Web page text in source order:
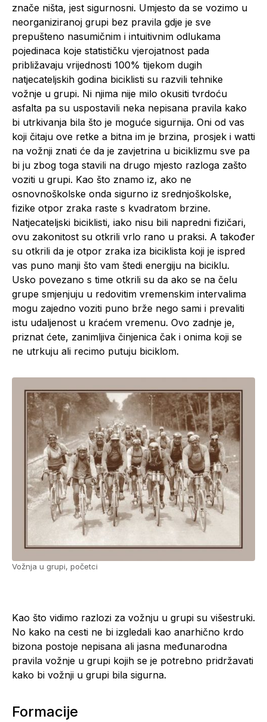
znače ništa, jest sigurnosni. Umjesto da se vozimo u
neorganiziranoj grupi bez pravila gdje je sve
prepušteno nasumičnim i intuitivnim odlukama
pojedinaca koje statističku vjerojatnost pada
približavaju vrijednosti 100% tijekom dugih
natjecateljskih godina biciklisti su razvili tehnike
vožnje u grupi. Ni njima nije milo okusiti tvrdoću
asfalta pa su uspostavili neka nepisana pravila kako
bi utrkivanja bila što je moguće sigurnija. Oni od vas
koji čitaju ove retke a bitna im je brzina, prosjek i watti
na vožnji znati će da je zavjetrina u biciklizmu sve pa
bi ju zbog toga stavili na drugo mjesto razloga zašto
voziti u grupi. Kao što znamo iz, ako ne
osnovnoškolske onda sigurno iz srednjoškolske,
fizike otpor zraka raste s kvadratom brzine.
Natjecateljski biciklisti, iako nisu bili napredni fizičari,
ovu zakonitost su otkrili vrlo rano u praksi. A također
su otkrili da je otpor zraka iza biciklista koji je ispred
vas puno manji što vam štedi energiju na biciklu.
Usko povezano s time otkrili su da ako se na čelu
grupe smjenjuju u redovitim vremenskim intervalima
mogu zajedno voziti puno brže nego sami i prevaliti
istu udaljenost u kraćem vremenu. Ovo zadnje je,
priznat ćete, zanimljiva činjenica čak i onima koji se
ne utrkuju ali recimo putuju biciklom.
Vožnja u grupi, početci
Kao što vidimo razlozi za vožnju u grupi su višestruki.
No kako na cesti ne bi izgledali kao anarhično krdo
bizona postoje nepisana ali jasna međunarodna
pravila vožnje u grupi kojih se je potrebno pridržavati
kako bi vožnji u grupi bila sigurna.
Formacije